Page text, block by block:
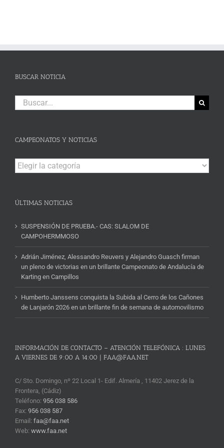
BUSCAR NOTICIA
Buscar:
CAMPEONATOS Y NOTICIAS
Campeonatos
y
ÚLTIMAS NOTICIAS
SUSPENSIÓN DE PRUEBA.- CAS: SLALOM DE
CAMPOHERMMOSO
Adrián Jiménez, Alessandro Reuvers y Alejandro Guasch firman
un pleno de victorias en un brillante Campeonato de Andalucía de
Karting en Campillos
Humberto Janssens conquista la Subida al Cerro de los Cañones
de Lanjarón 2026 en un brillante fin de semana de automovilismo
INFORMACIÓN DE CONTACTO – ATENCIÓN TELEFÓNICA : LUNES
A VIERNES DE 9:00 A 14:00 | FAA@FAA.NET
C/ Sto. Domingo, nº 22 Local 1- Edif. Almería , 11402 Jerez de la
Frontera, (Cádiz)
Teléfono: 956 038 586
Fax: 956 038 587
Email: faa@faa.net
Web: www.faa.net